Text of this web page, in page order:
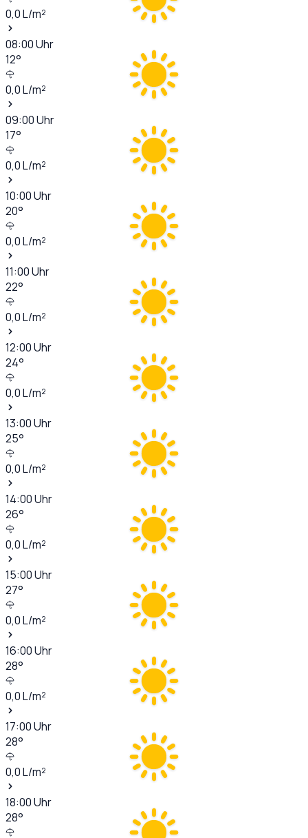
0,0L/m²
08:00Uhr
12°
0,0L/m²
09:00Uhr
17°
0,0L/m²
10:00Uhr
20°
0,0L/m²
11:00Uhr
22°
0,0L/m²
12:00Uhr
24°
0,0L/m²
13:00Uhr
25°
0,0L/m²
14:00Uhr
26°
0,0L/m²
15:00Uhr
27°
0,0L/m²
16:00Uhr
28°
0,0L/m²
17:00Uhr
28°
0,0L/m²
18:00Uhr
28°